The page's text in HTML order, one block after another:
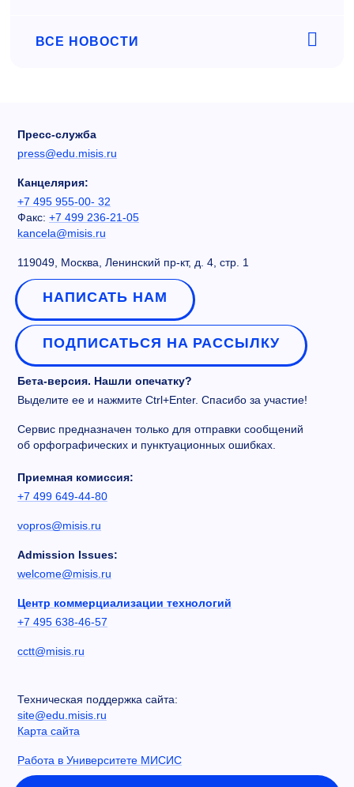
ВСЕ НОВОСТИ
Пресс-служба
press@edu.misis.ru
Канцелярия:
+7 495 955-00- 32
Факс: +7 499 236-21-05
kancela@misis.ru
119049, Москва, Ленинский пр-кт, д. 4, стр. 1
НАПИСАТЬ НАМ
ПОДПИСАТЬСЯ НА РАССЫЛКУ
Бета-версия. Нашли опечатку?
Выделите ее и нажмите Ctrl+Enter. Спасибо за участие!
Сервис предназначен только для отправки сообщений
об орфографических и пунктуационных ошибках.
Приемная комиссия:
+7 499 649-44-80
vopros@misis.ru
Admission Issues:
welcome@misis.ru
Центр коммерциализации технологий
+7 495 638-46-57
cctt@misis.ru
Техническая поддержка сайта:
site@edu.misis.ru
Карта сайта
Работа в Университете МИСИС